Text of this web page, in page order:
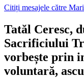
Citiți mesajele către
Tatăl Ceresc,
Sacrificiului
vorbește prin
voluntară,